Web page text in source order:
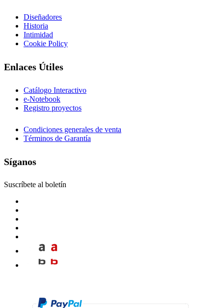
Diseñadores
Historia
Intimidad
Cookie Policy
Enlaces Útiles
Catálogo Interactivo
e-Notebook
Registro proyectos
Condiciones generales de venta
Términos de Garantía
Síganos
Suscríbete al boletín